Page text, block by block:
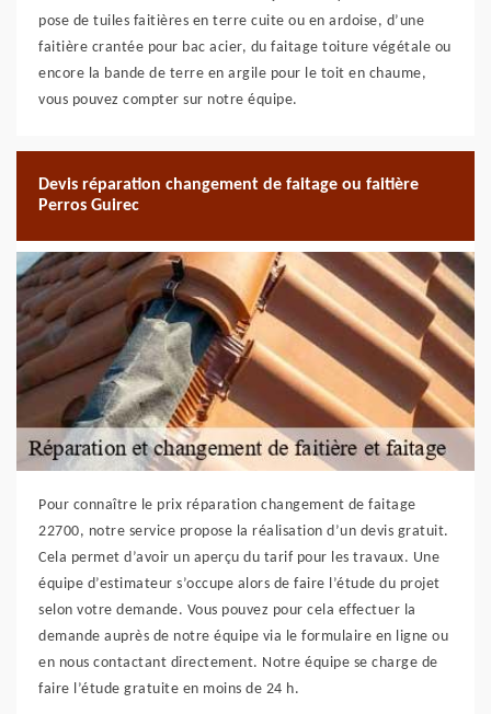
pose de tuiles faitières en terre cuite ou en ardoise, d’une
faitière crantée pour bac acier, du faitage toiture végétale ou
encore la bande de terre en argile pour le toit en chaume,
vous pouvez compter sur notre équipe.
Devis réparation changement de faitage ou faitière
Perros Guirec
Pour connaître le prix réparation changement de faitage
22700, notre service propose la réalisation d’un devis gratuit.
Cela permet d’avoir un aperçu du tarif pour les travaux. Une
équipe d’estimateur s’occupe alors de faire l’étude du projet
selon votre demande. Vous pouvez pour cela effectuer la
demande auprès de notre équipe via le formulaire en ligne ou
en nous contactant directement. Notre équipe se charge de
faire l’étude gratuite en moins de 24 h.